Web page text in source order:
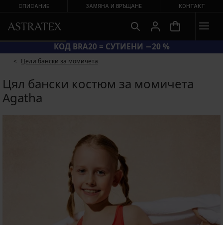
СПИСАНИЕ ЗАМЯНА И ВРЪЩАНЕ КОНТАКТ
КОД BRA20 = СУТИЕНИ −20 %
Цели бански за момичета
Цял бански костюм за момичета
Agatha